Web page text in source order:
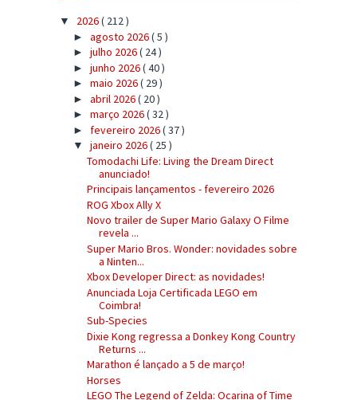
▼ 2026( 212 )
► agosto 2026( 5 )
► julho 2026( 24 )
► junho 2026( 40 )
► maio 2026( 29 )
► abril 2026( 20 )
► março 2026( 32 )
► fevereiro 2026( 37 )
▼ janeiro 2026( 25 )
Tomodachi Life: Living the Dream Direct
anunciado!
Principais lançamentos - fevereiro 2026
ROG Xbox Ally X
Novo trailer de Super Mario Galaxy O Filme
revela ...
Super Mario Bros. Wonder: novidades sobre
a Ninten...
Xbox Developer Direct: as novidades!
Anunciada Loja Certificada LEGO em
Coimbra!
Sub-Species
Dixie Kong regressa a Donkey Kong Country
Returns ...
Marathon é lançado a 5 de março!
Horses
LEGO The Legend of Zelda: Ocarina of Time